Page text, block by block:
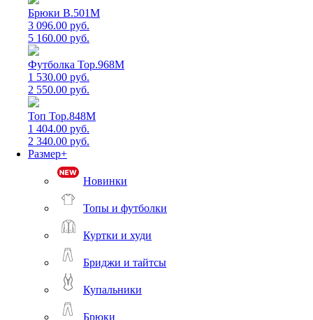
Брюки B.501M
3 096.00 руб.
5 160.00 руб.
Футболка Top.968M
1 530.00 руб.
2 550.00 руб.
Топ Top.848M
1 404.00 руб.
2 340.00 руб.
Размер+
Новинки
Топы и футболки
Куртки и худи
Бриджи и тайтсы
Купальники
Брюки